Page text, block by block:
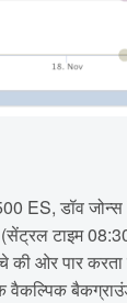
ES, डॉव जोन्स
टाइम
की ओर पार